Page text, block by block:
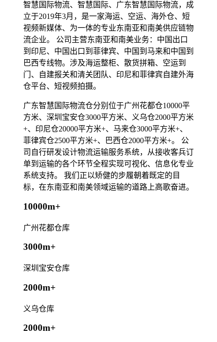
智慧国际物流、智慧国际、广东智慧国际物流，成
立于2019年3月，是一家海运、空运、海外仓、短
视频新媒体、为一体的专业东南亚和南美供应链物
流企业。 公司主营东南亚和南美业务：中国出口
到印尼、中国出口到菲律宾、中国到马来和中国到
巴西专线物。涉及海运整柜、散货拼箱、空运到
门、自建报关和清关团队、印尼和菲律宾自建外海
仓平台、短视频拍摄。
广东智慧国际物流仓分别位于广州花都仓10000平
方米、深圳宝安仓3000平方米、义乌仓2000平方米
+、印尼仓20000平方米+、马来仓3000平方米+、
菲律宾仓2500平方米+、巴西仓2000平方米+。 公
司自行研发设计物流运输服务系统，从接收客兵订
单到运输的各个环节全程实现可视化、信息化专业
系统支持。 我们正以矫健的步履朝着既定的目
标，在东南亚和南美领域运输的道路上高歌奋进。
10000m+
广州花都仓库
3000m+
深圳宝安仓库
2000m+
义乌仓库
2000m+